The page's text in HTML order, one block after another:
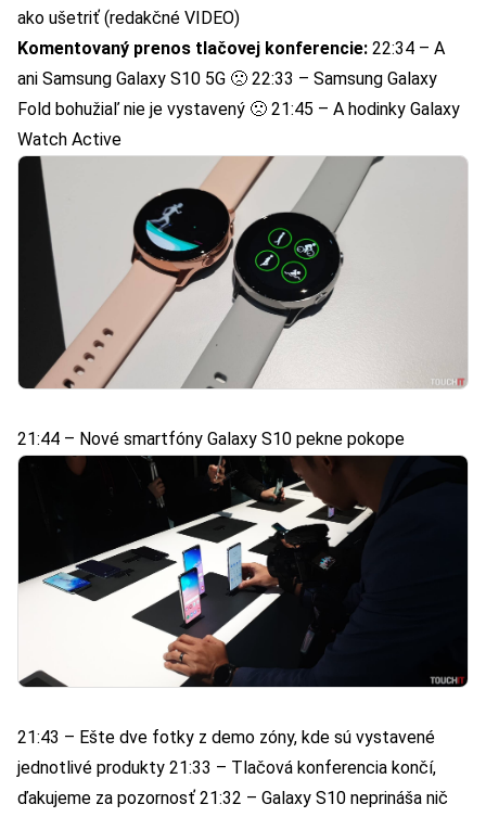
ako ušetriť (redakčné VIDEO)
Komentovaný prenos tlačovej konferencie: 22:34 – A
ani Samsung Galaxy S10 5G 🙁 22:33 – Samsung Galaxy
Fold bohužiaľ nie je vystavený 🙁 21:45 – A hodinky Galaxy
Watch Active
21:44 – Nové smartfóny Galaxy S10 pekne pokope
21:43 – Ešte dve fotky z demo zóny, kde sú vystavené
jednotlivé produkty 21:33 – Tlačová konferencia končí,
ďakujeme za pozornosť 21:32 – Galaxy S10 neprináša nič